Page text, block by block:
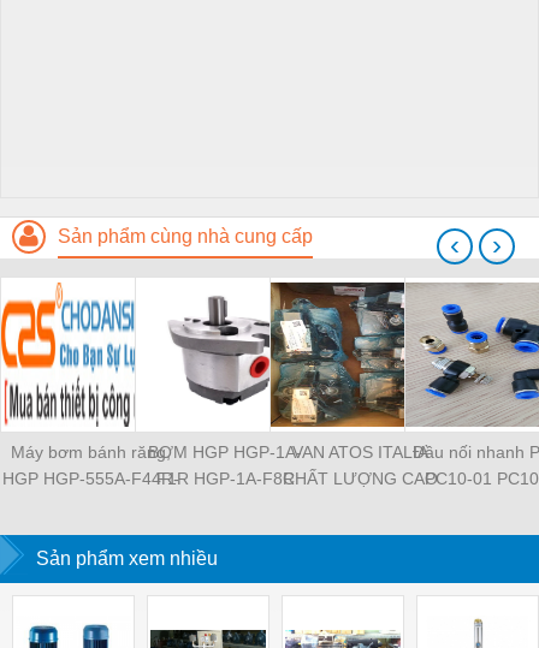
Sản phẩm cùng nhà cung cấp
Máy bơm bánh răng,
HGP HGP-555A-F44R-
L826R-4BDB HGP-
53A-L33R-X1-2B-G-13
HGP-555A-L48R-Z-
L36L-X-4BD HGP-22A-
BƠM HGP HGP-1A-
F1R HGP-1A-F8R
2A-F12R HGP-2A-F3R
HGP-22A-F4R4R HGP-
222A-F4RF4RF4R
3A-F6R HGP-33A-
VAN ATOS ITALIA
CHẤT LƯỢNG CAO
004 HR-013 HR-013 /
/ E 20 JPQ-222 JPQ-
Đầu nối nhanh
PC10-01
PC12-01
03 PL8-02 PL8-
PL6-02 PL4-
‹ ›
Sản phẩm xem nhiều